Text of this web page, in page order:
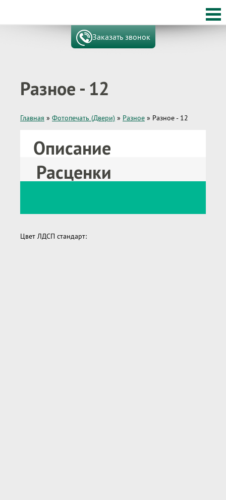
Заказать звонок
Разное - 12
Главная » Фотопечать (Двери) » Разное » Разное - 12
Описание
Расценки
Цвет ЛДСП стандарт: